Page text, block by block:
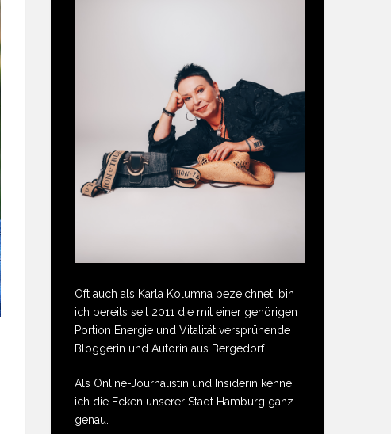
Oft auch als Karla Kolumna bezeichnet, bin
ich bereits seit 2011 die mit einer gehörigen
Portion Energie und Vitalität versprühende
Bloggerin und Autorin aus Bergedorf.
Als Online-Journalistin und Insiderin kenne
ich die Ecken unserer Stadt Hamburg ganz
genau.